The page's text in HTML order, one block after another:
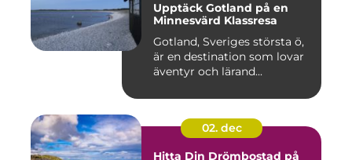
Upptäck Gotland på en
Minnesvärd Klassresa
Gotland, Sveriges största ö,
är en destination som lovar
äventyr och lärand...
02. dec
Hitta Din Drömbostad på